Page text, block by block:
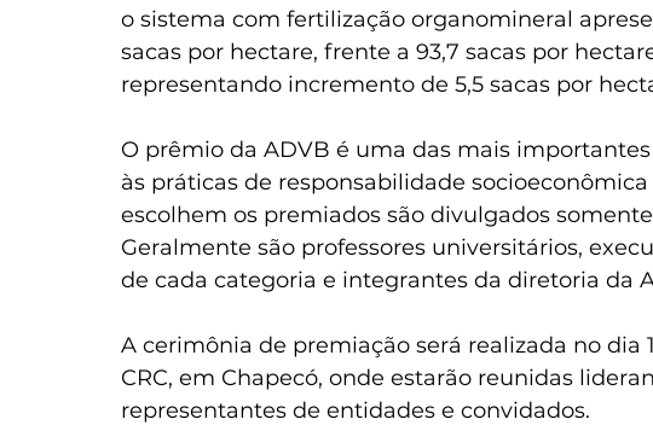
o sistema com fertilização organomineral
sacas por hectare, frente a 93,7 sacas por
representando incremento de 5,5 sacas por
O prêmio da ADVB é uma das mais
às práticas de responsabilidade
escolhem os premiados são divulgados
Geralmente são professores universitários,
de cada categoria e integrantes da diretoria da
A cerimônia de premiação será realizada no dia
CRC, em Chapecó, onde estarão reunidas
representantes de entidades e convidados.